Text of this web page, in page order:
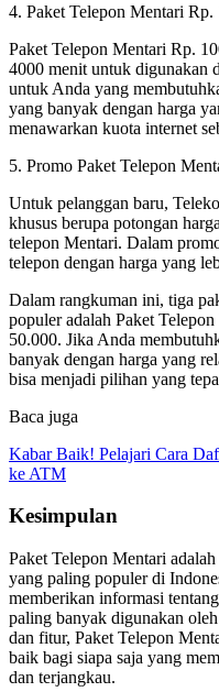
4. Paket Telepon Mentari Rp.
Paket Telepon Mentari Rp.
4000 menit untuk digunakan
untuk Anda yang
yang banyak dengan harga
menawarkan kuota internet
5. Promo Paket Telepon
Untuk pelanggan baru,
khusus berupa potongan
telepon Mentari. Dalam
telepon dengan harga yang
Dalam rangkuman ini, tiga
populer adalah Paket
50.000. Jika Anda
banyak dengan harga yang
bisa menjadi pilihan yang
Baca juga
Kabar Baik! Pelajari Cara
ke ATM
Kesimpulan
Paket Telepon Mentari
yang paling populer di
memberikan informasi
paling banyak digunakan
dan fitur, Paket Telepon
baik bagi siapa saja yang
dan terjangkau.